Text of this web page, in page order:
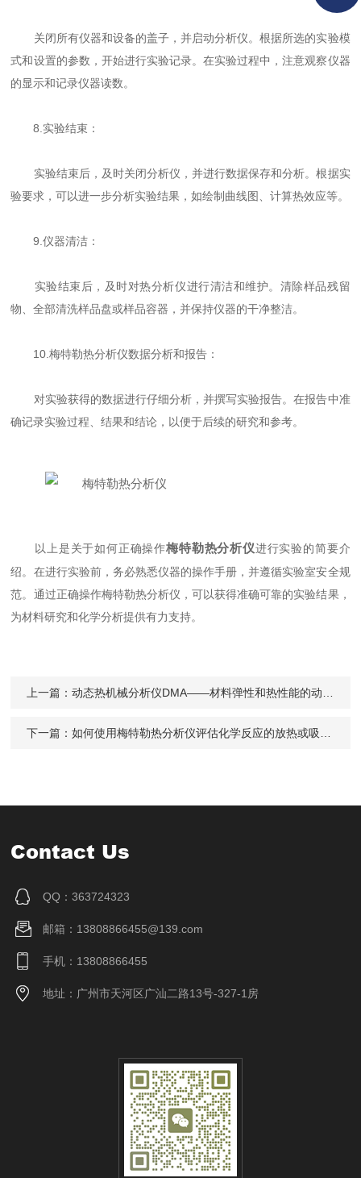
关闭所有仪器和设备的盖子，并启动分析仪。根据所选的实验模
式和设置的参数，开始进行实验记录。在实验过程中，注意观察仪器
的显示和记录仪器读数。
8.实验结束：
实验结束后，及时关闭分析仪，并进行数据保存和分析。根据实
验要求，可以进一步分析实验结果，如绘制曲线图、计算热效应等。
9.仪器清洁：
实验结束后，及时对热分析仪进行清洁和维护。清除样品残留
物、全部清洗样品盘或样品容器，并保持仪器的干净整洁。
10.梅特勒热分析仪数据分析和报告：
对实验获得的数据进行仔细分析，并撰写实验报告。在报告中准
确记录实验过程、结果和结论，以便于后续的研究和参考。
以上是关于如何正确操作梅特勒热分析仪进行实验的简要介
绍。在进行实验前，务必熟悉仪器的操作手册，并遵循实验室安全规
范。通过正确操作梅特勒热分析仪，可以获得准确可靠的实验结果，
为材料研究和化学分析提供有力支持。
上一篇：动态热机械分析仪DMA——材料弹性和热性能的动态评估
下一篇：如何使用梅特勒热分析仪评估化学反应的放热或吸热性质？
Contact Us
QQ：363724323
邮箱：13808866455@139.com
手机：13808866455
地址：广州市天河区广汕二路13号-327-1房